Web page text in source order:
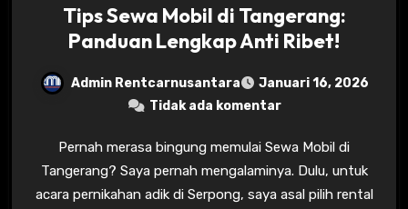
Tips Sewa Mobil di Tangerang:
Panduan Lengkap Anti Ribet!
Admin Rentcarnusantara
Januari 16, 2026
Tidak ada komentar
Pernah merasa bingung memulai Sewa Mobil di
Tangerang? Saya pernah mengalaminya. Dulu, untuk
acara pernikahan adik di Serpong, saya asal pilih rental